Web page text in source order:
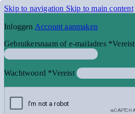
Skip to navigation Skip to main content
Inloggen Account aanmaken
Gebruikersnaam of e-mailadres *Vereist
Wachtwoord *Vereist